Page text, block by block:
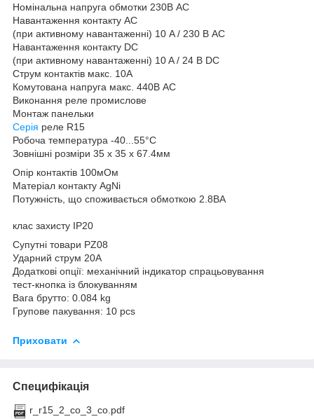
Номінальна напруга обмотки 230В AC
Навантаження контакту АС
(при активному навантаженні) 10 A / 230 В AC
Навантаження контакту DC
(при активному навантаженні) 10 A / 24 В DC
Струм контактів макс. 10А
Комутована напруга макс. 440В AC
Виконання реле промислове
Монтаж панельки
Серія реле R15
Робоча температура -40...55°C
Зовнішні розміри 35 x 35 x 67.4мм
Опір контактів 100мОм
Матеріал контакту AgNi
Потужність, що споживається обмоткою 2.8ВА
клас захисту IP20
Супутні товари PZ08
Ударний струм 20А
Додаткові опції: механічний індикатор спрацьовування
тест-кнопка із блокуванням
Вага брутто: 0.084 kg
Групове пакування: 10 pcs
Приховати
Специфікація
r_r15_2_co_3_co.pdf